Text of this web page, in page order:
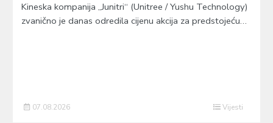
Kineska kompanija „Junitri“ (Unitree / Yushu Technology)
zvanično je danas odredila cijenu akcija za predstojeću…
07.08.2026 Vijesti